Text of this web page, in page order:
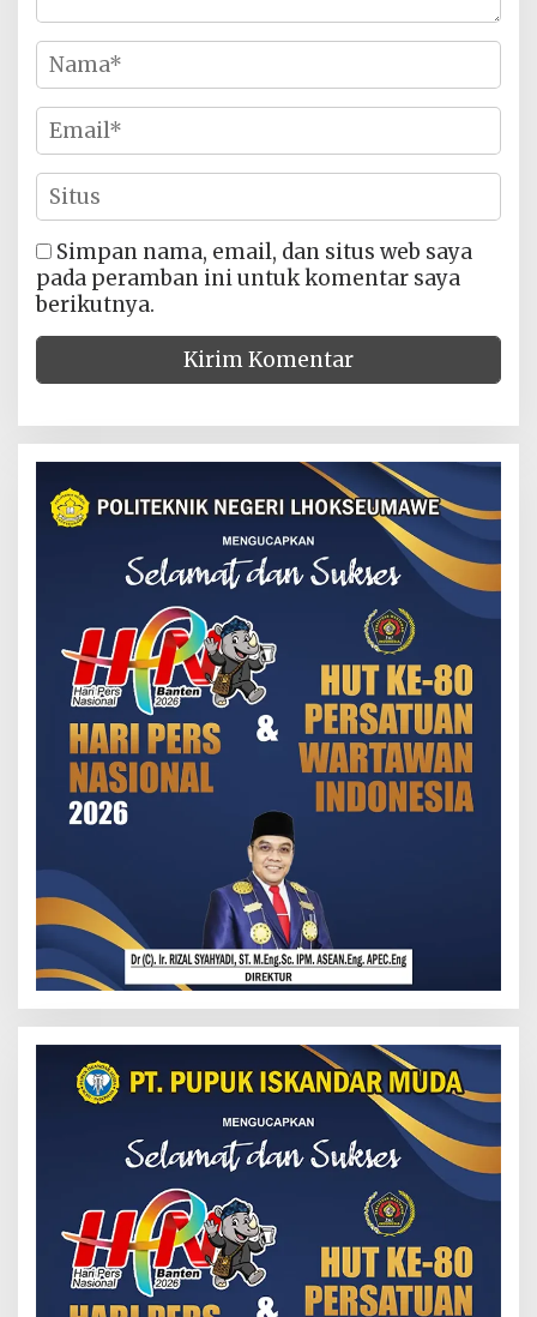
Simpan nama, email, dan situs web saya
pada peramban ini untuk komentar saya
berikutnya.